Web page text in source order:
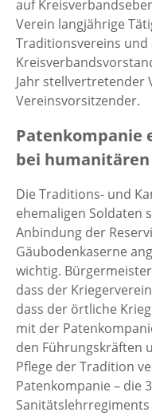
auf
Verein langjährige
Traditionsvereins und
Jahr stellvertretender
Vereinsvorsitzender.
Patenkompanie
bei humanitären
Die Traditions- und
ehemaligen Soldaten
Anbindung der
Gäubodenkaserne
wichtig.
dass der
dass der örtliche
mit der
den Führungskräften
Pflege der Tradition
Patenkompanie – die